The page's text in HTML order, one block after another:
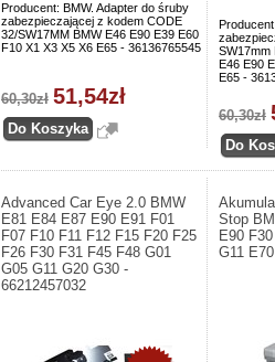
Producent: BMW. Adapter do śruby
zabezpieczającej z kodem CODE
32/SW17MM BMW E46 E90 E39 E60
F10 X1 X3 X5 X6 E65 - 36136765545
60,30zł 51,54zł
SW17mm
E46 E90
E65 -
60,30zł
Advanced Car Eye 2.0 BMW
E81 E84 E87 E90 E91 F01
F07 F10 F11 F12 F15 F20 F25
F26 F30 F31 F45 F48 G01
G05 G11 G20 G30 -
66212457032
Stop
E90
G11